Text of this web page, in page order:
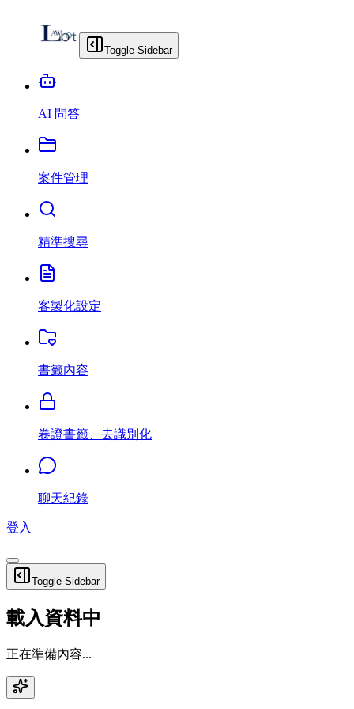
Toggle Sidebar
AI 問答
案件管理
精準搜尋
客製化設定
書籤內容
卷證書籤、去識別化
聊天紀錄
登入
Toggle Sidebar
載入資料中
正在準備內容...